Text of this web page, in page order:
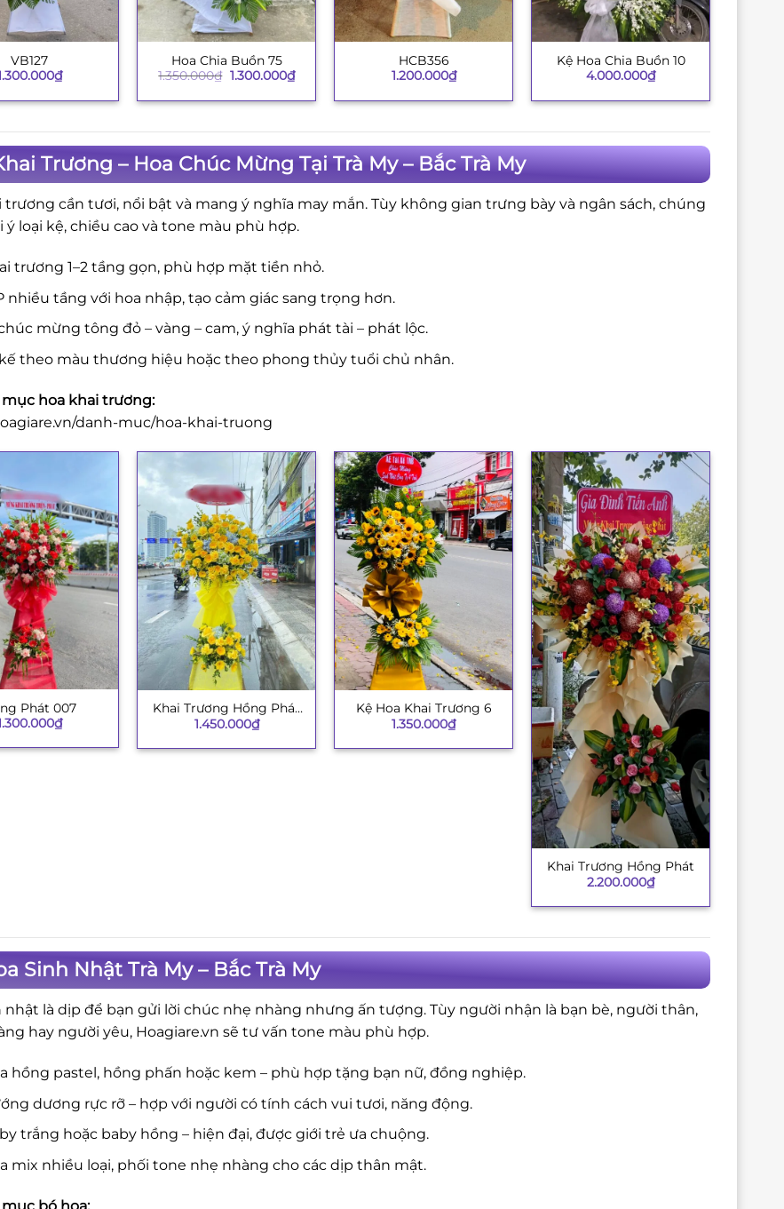
VB127
₫
Hoa Chia Buồn 75
1.350.000₫ Giá
là:
1.300.000₫Giá
tại
HCB356
1.200.000₫
+Kệ Hoa Chia Buồn 10
4.000.000₫
Trương – Hoa Chúc Mừng Tại Trà My – Bắc Trà My
trương cần tươi, nổi bật và mang ý nghĩa may mắn. Tùy không gian trưng bày và ngân sách, chúng
ý loại kệ, chiều cao và tone màu phù hợp.
trương 1–2 tầng gọn, phù hợp mặt tiền nhỏ.
nhiều tầng với hoa nhập, tạo cảm giác sang trọng hơn.
mừng tông đỏ – vàng – cam, ý nghĩa phát tài – phát lộc.
theo màu thương hiệu hoặc theo phong thủy tuổi chủ nhân.
hoa khai trương:
danh-muc/hoa-khai-truong
Phát 007
₫
+
Khai Trương Hồng Phát
003
1.450.000₫
+
Kệ Hoa Khai Trương 6
1.350.000₫
+
Khai Trương Hồng Phát
2.200.000₫
Sinh Nhật Trà My – Bắc Trà My
nhật là dịp để bạn gửi lời chúc nhẹ nhàng nhưng ấn tượng. Tùy người nhận là bạn bè, người thân,
hay người yêu, Hoagiare.vn sẽ tư vấn tone màu phù hợp.
hồng pastel, hồng phấn hoặc kem – phù hợp tặng bạn nữ, đồng nghiệp.
dương rực rỡ – hợp với người có tính cách vui tươi, năng động.
trắng hoặc baby hồng – hiện đại, được giới trẻ ưa chuộng.
mix nhiều loại, phối tone nhẹ nhàng cho các dịp thân mật.